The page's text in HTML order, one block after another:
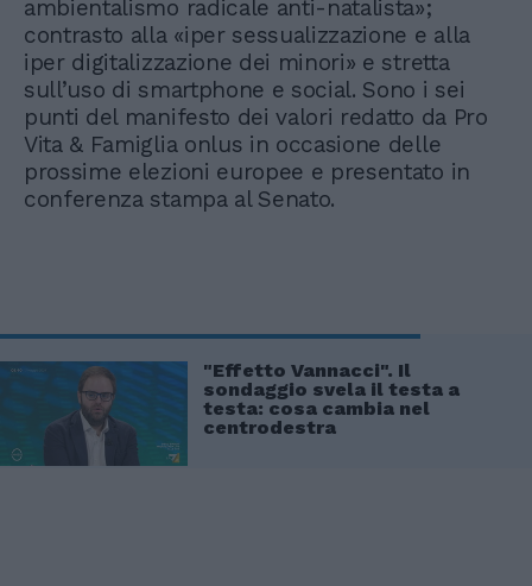
ambientalismo radicale anti-natalista»;
contrasto alla «iper sessualizzazione e alla
iper digitalizzazione dei minori» e stretta
sull’uso di smartphone e social. Sono i sei
punti del manifesto dei valori redatto da Pro
Vita & Famiglia onlus in occasione delle
prossime elezioni europee e presentato in
conferenza stampa al Senato.
"Effetto Vannacci". Il
sondaggio svela il testa a
testa: cosa cambia nel
centrodestra